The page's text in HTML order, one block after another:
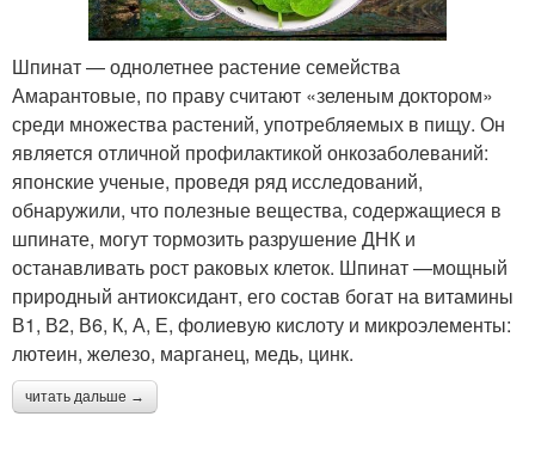
Шпинат — однолетнее растение семейства
Амарантовые, по праву считают «зеленым доктором»
среди множества растений, употребляемых в пищу. Он
является отличной профилактикой онкозаболеваний:
японские ученые, проведя ряд исследований,
обнаружили, что полезные вещества, содержащиеся в
шпинате, могут тормозить разрушение ДНК и
останавливать рост раковых клеток. Шпинат —мощный
природный антиоксидант, его состав богат на витамины
В1, В2, В6, К, А, Е, фолиевую кислоту и микроэлементы:
лютеин, железо, марганец, медь, цинк.
читать дальше →